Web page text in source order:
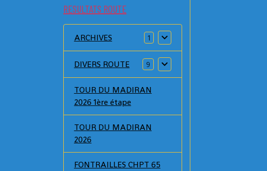
RESULTATS ROUTE
ARCHIVES 1
DIVERS ROUTE 9
TOUR DU MADIRAN
2026 1ère étape
TOUR DU MADIRAN
2026
FONTRAILLES CHPT 65